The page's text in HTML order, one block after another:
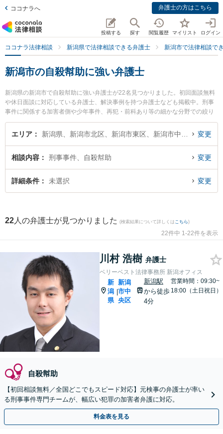
ココナラへ 弁護士の方はこちら
投稿する 探す 閲覧履歴 マイリスト ログイン
ココナラ法律相談 新潟県で法律相談できる弁護士 新潟市で法律相談で
新潟市の自殺幇助に強い弁護士
新潟県の新潟市で自殺幇助に強い弁護士が22名見つかりました。初回面談無料
や休日面談に対応している弁護士、解決事例を持つ弁護士なども掲載中。刑事
事件に関係する加害者側や少年事件、再犯・前科あり等の細かな分野での絞り
込み検索もでき便利です。特にベリーベスト法律事務所 新潟オフィスの川村 浩
樹弁護士やグラディアトル法律事務所 新潟オフィスの清水 祐太郎弁護士、弁護
に弁護士に相談したい』『自殺幇助のトラブル解決の実績豊富な近くの弁護士
を検索したい』『初回相談無料で自殺幇助を法律相談できる新潟市内の弁護士
に相談予約したい』などでお困りの相談者さんにおすすめです。
エリア 変更
相談内容 刑事事件、自殺幇助 変更
詳細条件 未選択 変更
22 人の弁護士が見つかりました (検索結果について詳しくは こちら)
22件中 1-22件を表示
川村 浩樹 弁護士
ベリーベスト法律事務所 新潟オフィス
新
潟
県
|
新潟
市中
央区
新潟駅
から徒歩
4分
営業時間：09:30~
18:00（土日祝日）
自殺幇助
【初回相談無料／全国どこでもスピード対応】元検事の弁護士が率い
る刑事事件専門チームが、幅広い犯罪の加害者弁護に対応。
料金表を見る